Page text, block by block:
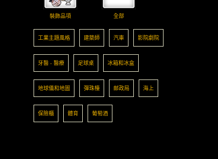
裝飾品項 全部
工業主題風格 建築師 汽車 影院劇院
牙醫 - 醫療 足球桌 冰箱和冰盒
地球儀和地圖 彈珠檯 邮政局 海上
保險櫃 體育 葡萄酒